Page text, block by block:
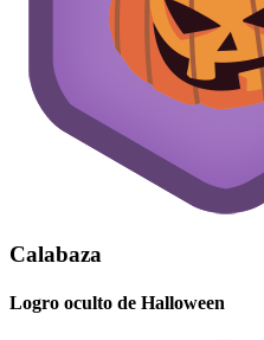
Calabaza
Logro oculto de Halloween